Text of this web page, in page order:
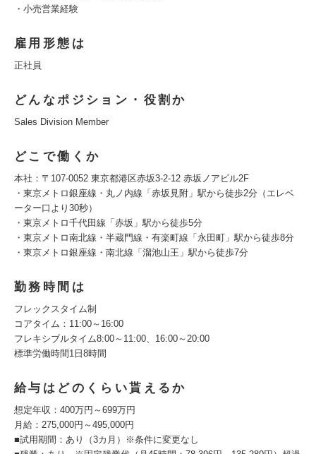
・小売営業経験
雇用形態は
正社員
どんなポジション・役割か
Sales Division Member
どこで働くか
本社：〒107-0052 東京都港区赤坂3-2-12 赤坂ノアビル2F
・東京メトロ銀座線・丸ノ内線「赤坂見附」駅から徒歩2分（エレベ
ーター口より30秒）
・東京メトロ千代田線「赤坂」駅から徒歩5分
・東京メトロ南北線・半蔵門線・有楽町線「永田町」駅から徒歩8分
・東京メトロ銀座線・南北線「溜池山王」駅から徒歩7分
勤務時間は
フレックスタイム制
コアタイム：11:00～16:00
フレキシブルタイム8:00～11:00、16:00～20:00
標準労働時間1日8時間
給与はどのくらい貰えるか
想定年収：400万円～699万円
月給：275,000円～495,000円
■試用期間：あり（3カ月）※条件に変更なし